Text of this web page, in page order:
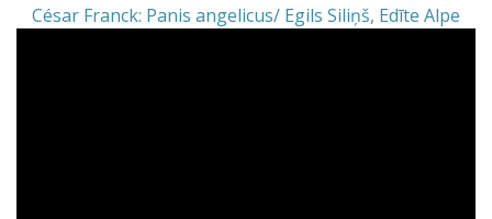
César Franck: Panis angelicus/ Egils Siliņš, Edīte Alpe